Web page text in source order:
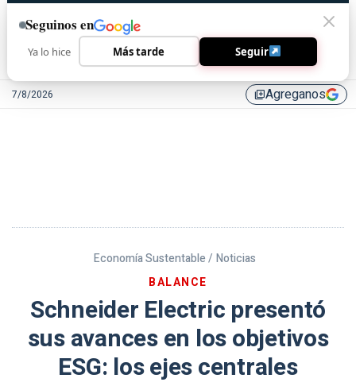
7/8/2026 library_addAgreganos
Economía Sustentable / Noticias
BALANCE
Schneider Electric presentó
sus avances en los objetivos
ESG: los ejes centrales
Seguinos en
Ya lo hice Más tarde Seguir